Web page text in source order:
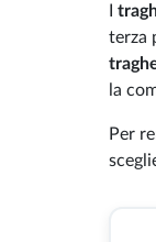
terza
la
Per